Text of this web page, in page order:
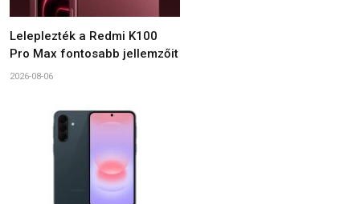
Leleplezték a Redmi K100
Pro Max fontosabb jellemzőit
2026-08-06